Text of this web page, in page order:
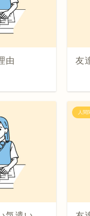
由 友
人間